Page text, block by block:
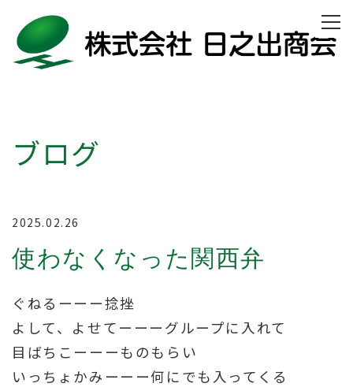
ブログ
2025.02.26
使わなくなった関西弁
ぐねるーーー捻挫
よして、よせてーーーグループに入れて
目ばちこーーーものもらい
いっちょかみーーー何にでも入ってくる